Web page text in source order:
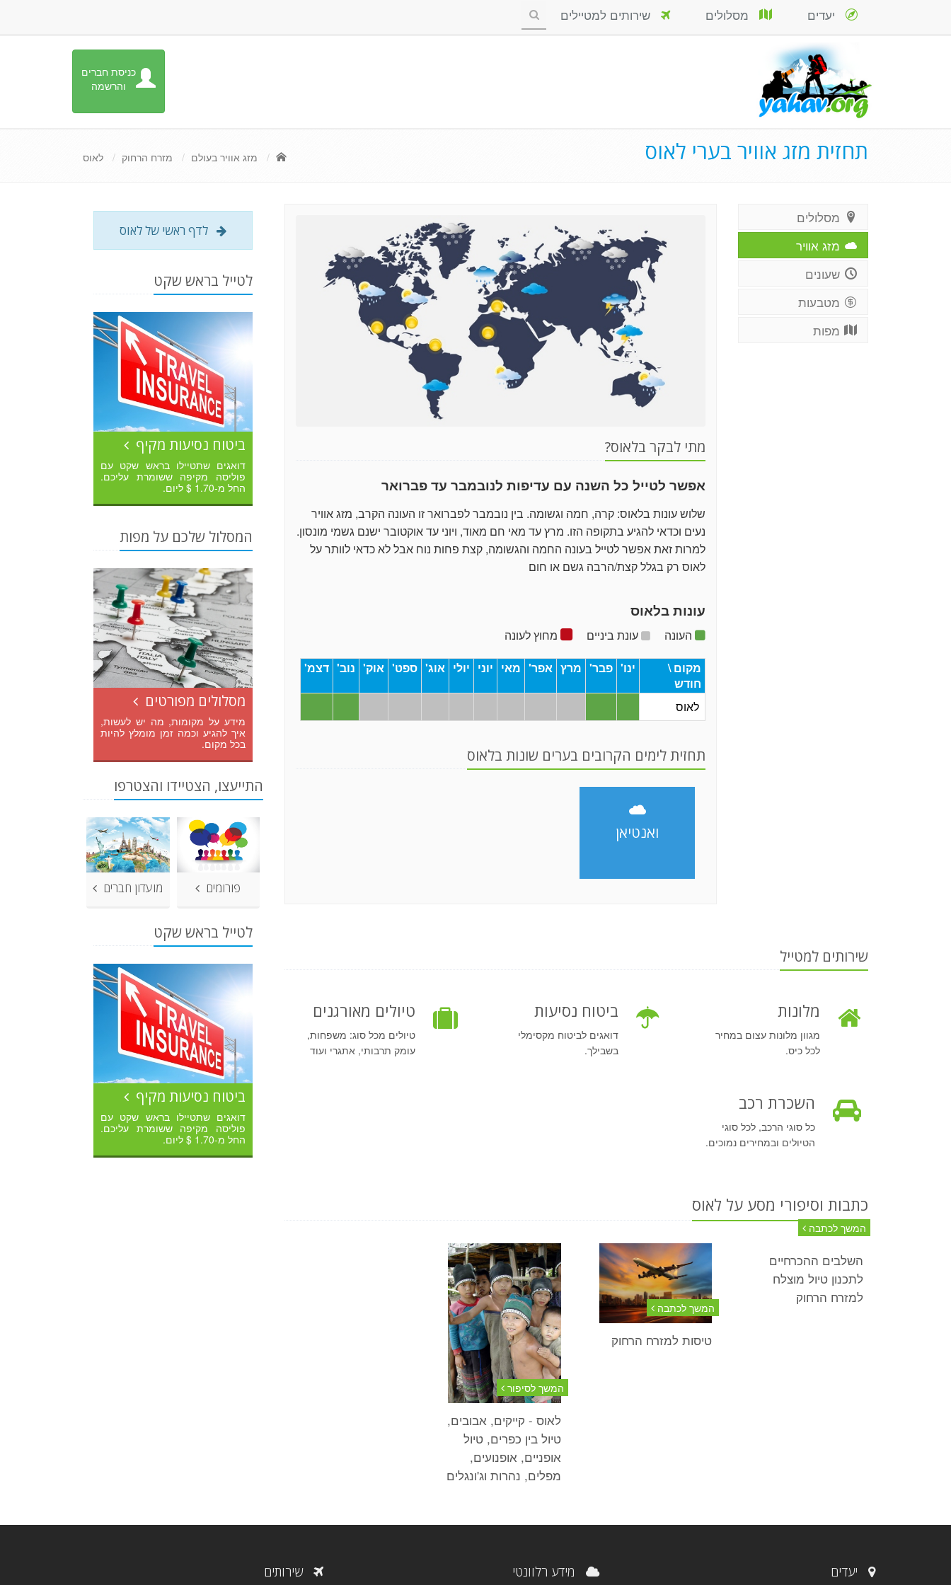
כניסת חברים
והרשמה
יעדים מסלולים שירותים למטיילים
תחזית מזג אוויר בערי לאוס מזג אוויר בעולם מזרח הרחוק לאוס
מסלולים
מזג אוויר
שעונים
מטבעות
מפות
מתי לבקר בלאוס?
אפשר לטייל כל השנה עם עדיפות לנובמבר עד פברואר
שלוש עונות בלאוס: קרה, חמה וגשומה. בין נובמבר לפברואר זו העונה הקרב, מזג אוויר
נעים וכדאי להגיע בתקופה הזו. מרץ עד מאי חם מאוד, ויוני עד אוקטובר ישנם גשמי מונסון.
למרות זאת אפשר לטייל בעונה החמה והגשומה, קצת פחות נוח אבל לא כדאי לוותר על
לאוס רק בגלל קצת/הרבה גשם או חום
עונות בלאוס
העונה עונת ביניים
מחוץ לעונה
מקום \
חודש
ינו' פבר' מרץ אפר' מאי יוני יולי אוג' ספט' אוק' נוב' דצמ'
לאוס
תחזית לימים הקרובים בערים שונות בלאוס
ואנטיאן
שירותים למטייל
מלונות
מגוון מלונות עצום במחיר
לכל כיס.
ביטוח נסיעות
דואגים לביטוח מקסימלי
בשבילך.
טיולים מאורגנים
טיולים מכל סוג: משפחות,
עומק תרבותי, אתגרי ועוד
השכרת רכב
כל סוגי הרכב, לכל סוגי
הטיולים ובמחירים נמוכים.
כתבות וסיפורי מסע על לאוס
המשך לכתבה
השלבים ההכרחיים
לתכנון טיול מוצלח
למזרח הרחוק
המשך לכתבה
טיסות למזרח הרחוק
המשך לסיפור
לאוס - קייקים, אבובים,
טיול בין כפרים, טיול
אופניים, אופנועים,
מפלים, נהרות וג'ונגלים
לדף ראשי של לאוס
לטייל בראש שקט
ביטוח נסיעות מקיף
דואגים שתטיילו בראש שקט עם
פוליסה מקיפה ששומרת עליכם.
החל מ-1.70 $ ליום.
המסלול שלכם על מפות
מסלולים מפורטים
מידע על מקומות, מה יש לעשות,
איך להגיע וכמה זמן מומלץ להיות
בכל מקום.
התייעצו, הצטיידו והצטרפו
פורומים מועדון חברים
לטייל בראש שקט
ביטוח נסיעות מקיף
דואגים שתטיילו בראש שקט עם
פוליסה מקיפה ששומרת עליכם.
החל מ-1.70 $ ליום.
יעדים מידע רלוונטי שירותים